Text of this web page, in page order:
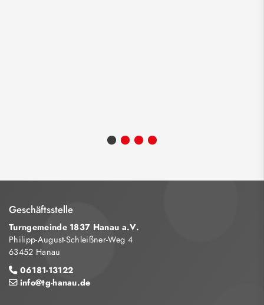
Geschäftsstelle
Turngemeinde 1837 Hanau a.V.
Philipp-August-Schleißner-Weg 4
63452 Hanau
06181-13122
info@tg-hanau.de